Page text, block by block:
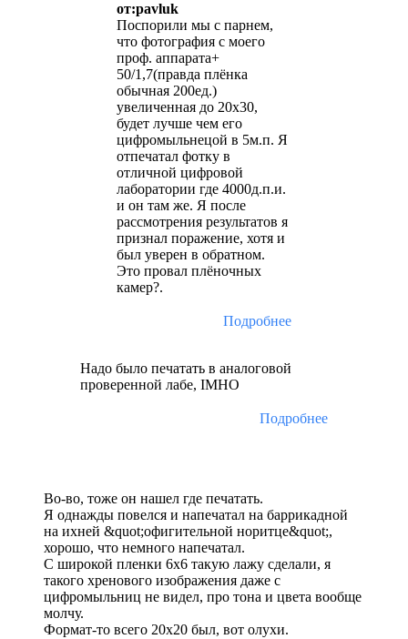
от:pavluk
Поспорили мы с парнем,
что фотография с моего
проф. аппарата+
50/1,7(правда плёнка
обычная 200ед.)
увеличенная до 20х30,
будет лучше чем его
цифромыльнецой в 5м.п. Я
отпечатал фотку в
отличной цифровой
лаборатории где 4000д.п.и.
и он там же. Я после
рассмотрения результатов я
признал поражение, хотя и
был уверен в обратном.
Это провал плёночных
камер?.
Подробнее
Надо было печатать в аналоговой
проверенной лабе, IMHO
Подробнее
Во-во, тоже он нашел где печатать.
Я однажды повелся и напечатал на баррикадной
на ихней &quot;офигительной норитце&quot;,
хорошо, что немного напечатал.
С широкой пленки 6х6 такую лажу сделали, я
такого хренового изображения даже с
цифромыльниц не видел, про тона и цвета вообще
молчу.
Формат-то всего 20х20 был, вот олухи.